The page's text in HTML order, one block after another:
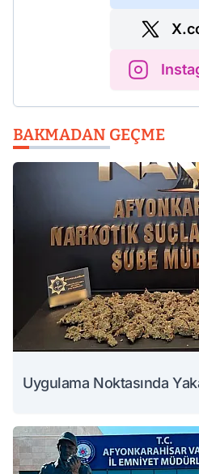
BAKMADAN GEÇME
Uygulama Noktasında